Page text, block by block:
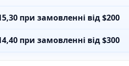
Детективи
Жахи та трилери
Саморозвиток, мотивація,
при замовленні від $200
при замовленні від $300